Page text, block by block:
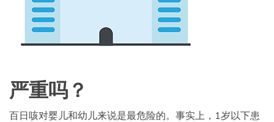
严重吗？
百日咳对婴儿和幼儿来说是最危险的。事实上，1岁以下患